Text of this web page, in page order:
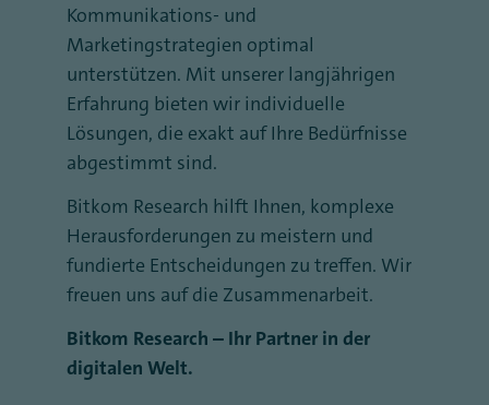
Kommunikations- und
Marketingstrategien optimal
unterstützen. Mit unserer langjährigen
Erfahrung bieten wir individuelle
Lösungen, die exakt auf Ihre Bedürfnisse
abgestimmt sind.
Bitkom Research hilft Ihnen, komplexe
Herausforderungen zu meistern und
fundierte Entscheidungen zu treffen. Wir
freuen uns auf die Zusammenarbeit.
Bitkom Research – Ihr Partner in der
digitalen Welt.